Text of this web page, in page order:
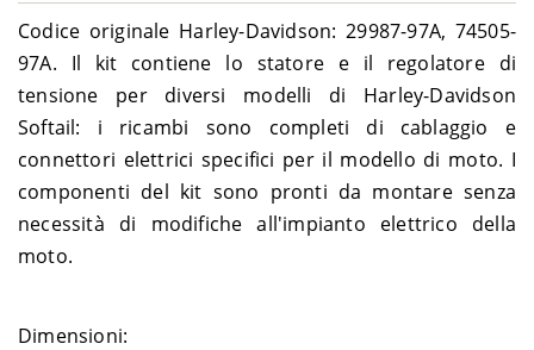
Codice originale Harley-Davidson: 29987-97A, 74505-
97A. Il kit contiene lo statore e il regolatore di
tensione per diversi modelli di Harley-Davidson
Softail: i ricambi sono completi di cablaggio e
connettori elettrici specifici per il modello di moto. I
componenti del kit sono pronti da montare senza
necessità di modifiche all'impianto elettrico della
moto.
Dimensioni: